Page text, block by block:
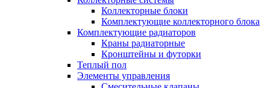
Коллекторные блоки
Комплектующие коллекторного блока
Комплектующие радиаторов
Краны радиаторные
Кронштейны и футорки
Теплый пол
Элементы управления